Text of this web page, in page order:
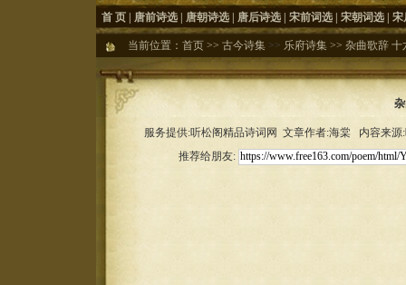
首 页 唐前诗选 唐朝诗选 唐后诗选 宋前词选 宋朝词选 宋
当前位置： 首页 >> 古今诗集 >> 乐府诗集 >> 杂曲歌辞 十
服务提供:听松阁精品诗词网 文章作者:海棠 内容来
推荐给朋友: